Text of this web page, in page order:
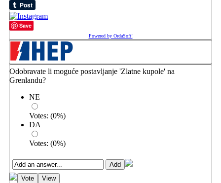
Save
Powered by OrdaSoft!
Odobravate li moguće postavljanje 'Zlatne kupole' na
Grenlandu?
NE
Votes: (0%)
DA
Votes: (0%)